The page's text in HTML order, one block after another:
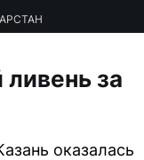
ливень за
оказалась